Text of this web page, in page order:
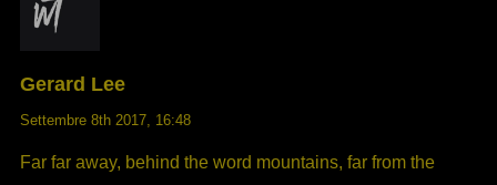
Gerard Lee
Settembre 8th 2017, 16:48
Far far away, behind the word mountains, far from the